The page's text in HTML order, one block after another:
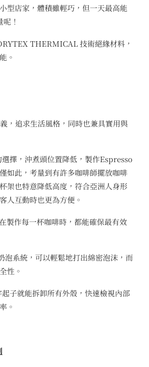
型店家，體積雖輕巧，但一天最高能
！
THERMICAL 技術絕緣材料，
。
，追求生活風格，同時也兼具實用與
擇，沖煮頭位置降低，製作Espresso
如此，考量到有許多咖啡師擺放咖啡
架也特意降低高度，符合亞洲人身形
人互動時也更為方便。
製作每一杯咖啡時，都能確保最有效
泡系統，可以輕鬆地打出綿密泡沫，而
性。
子就能拆卸所有外殼，快速檢視內部
。